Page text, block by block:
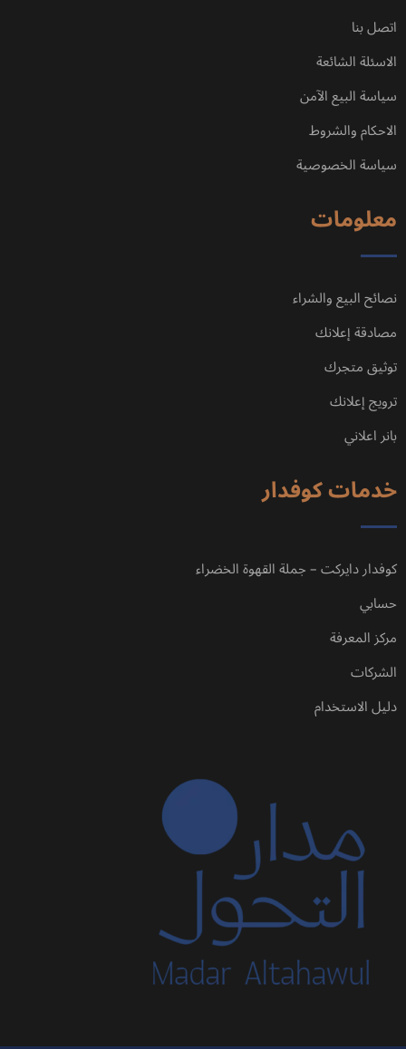
اتصل بنا
الاسئلة الشائعة
سياسة البيع الآمن
الاحكام والشروط
سياسة الخصوصية
معلومات
نصائح البيع والشراء
مصادقة إعلانك
توثيق متجرك
ترويج إعلانك
بانر اعلاني
خدمات كوفدار
كوفدار دايركت – جملة القهوة الخضراء
حسابي
مركز المعرفة
الشركات
دليل الاستخدام